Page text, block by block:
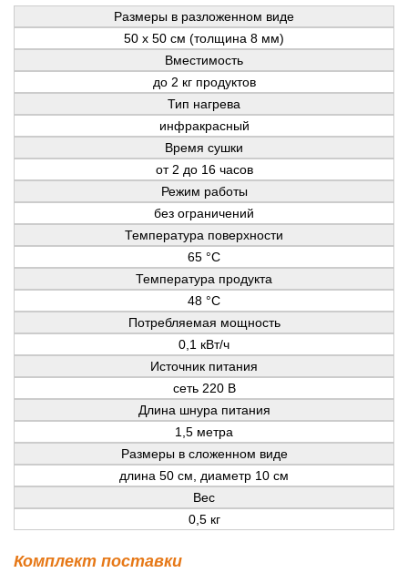
Размеры в разложенном виде
50 x 50 см (толщина 8 мм)
Вместимость
до 2 кг продуктов
Тип нагрева
инфракрасный
Время сушки
от 2 до 16 часов
Режим работы
без ограничений
Температура поверхности
65 °C
Температура продукта
48 °C
Потребляемая мощность
0,1 кВт/ч
Источник питания
сеть 220 В
Длина шнура питания
1,5 метра
Размеры в сложенном виде
длина 50 см, диаметр 10 см
Вес
0,5 кг
Комплект поставки